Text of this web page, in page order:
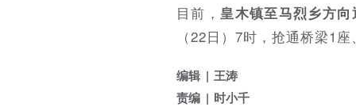
目前，皇木镇至马烈乡方
（22日）7时，抢通桥梁1
编辑
王涛
责编
时小千